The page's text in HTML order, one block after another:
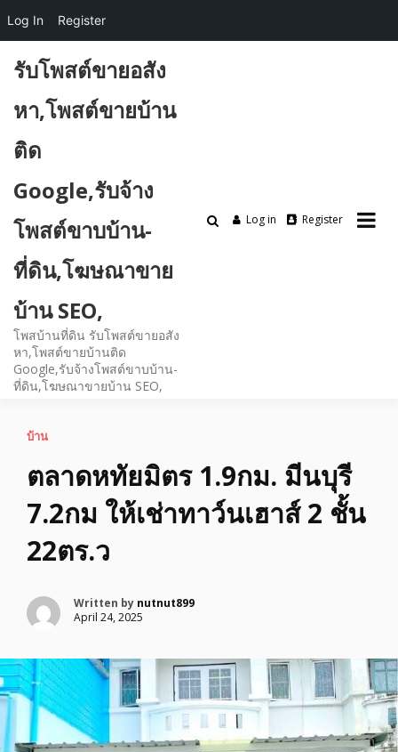
content
รับโพสต์ขายอสัง
หา,โพสต์ขายบ้าน
ติด
Google,รับจ้าง
โพสต์ขาบบ้าน-
ที่ดิน,โฆษณาขาย
บ้าน SEO,
โพสบ้านที่ดิน รับโพสต์ขายอสัง
หา,โพสต์ขายบ้านติด
Google,รับจ้างโพสต์ขาบบ้าน-
ที่ดิน,โฆษณาขายบ้าน SEO,
Log in Register
บ้าน
ตลาดหทัยมิตร 1.9กม. มีนบุรี
7.2กม ให้เช่าทาว์นเฮาส์ 2 ชั้น
22ตร.ว
Written by nutnut899
April 24, 2025
Log In Register